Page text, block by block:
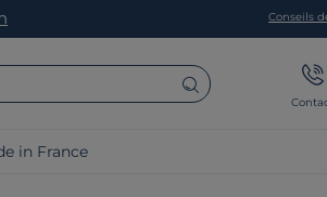
Conseils
in France